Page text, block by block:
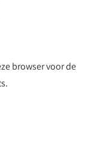
browser voor de